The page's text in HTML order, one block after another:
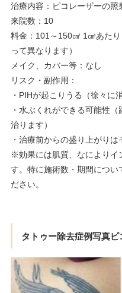
治療内容：ピコレーザーの照
来院数：10
料金：101～150㎠ 1㎠あた
って異なります）
メイク、カバー等：なし
リスク・副作用：
・PIHが起こりうる（徐々に
・水ぶくれができる可能性
治ります）
・治療前からの盛り上がりは
※効果には肌質、なによりイ
す。特に施術数・期間につい
ださい。
タトゥー除去症例写真